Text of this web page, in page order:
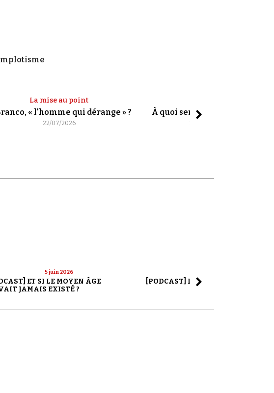
La mise au point
« l'homme qui dérange » ?
22/07/2026
À quoi servent les slogans ?
5 juin 2026
ET SI LE MOYEN ÂGE
JAMAIS EXISTÉ ?
[PODCAST] LA SAGA ALEX JONES